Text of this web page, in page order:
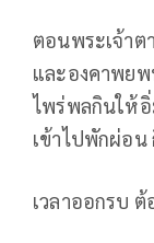
ตอนพระเจ้าต
และองคาพย
ไพร่พลกินให้
เข้าไปพักผ่อ
เวลาออกรบ